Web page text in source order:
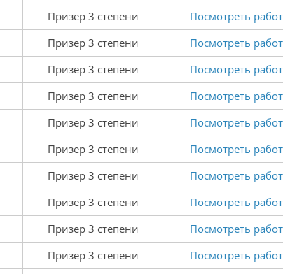
Призер 3 степени
Посмотреть
Призер 3 степени
Посмотреть
Призер 3 степени
Посмотреть
Призер 3 степени
Посмотреть
Призер 3 степени
Посмотреть
Призер 3 степени
Посмотреть
Призер 3 степени
Посмотреть
Призер 3 степени
Посмотреть
Призер 3 степени
Посмотреть
Призер 3 степени
Посмотреть